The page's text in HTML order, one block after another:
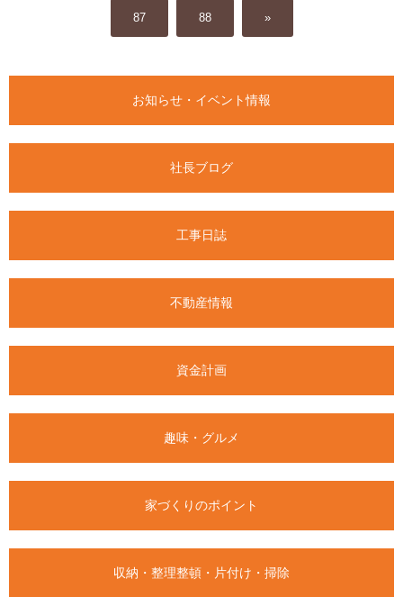
87 88 »
お知らせ・イベント情報
社長ブログ
工事日誌
不動産情報
資金計画
趣味・グルメ
家づくりのポイント
収納・整理整頓・片付け・掃除